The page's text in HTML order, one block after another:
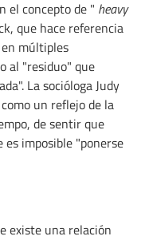
el concepto de " heavy
que hace referencia
múltiples
al "residuo" que
La socióloga Judy
un reflejo de la
de sentir que
imposible "ponerse
existe una relación